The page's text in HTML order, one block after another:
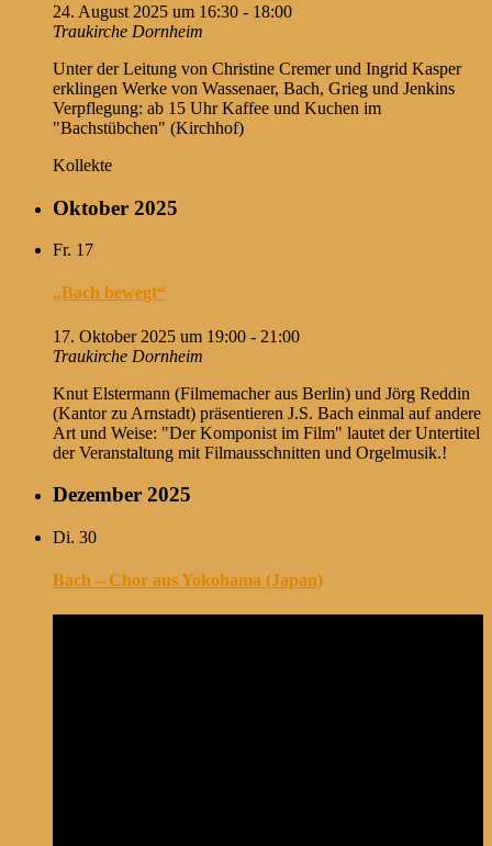
24. August 2025 um 16:30 - 18:00
Traukirche Dornheim
Unter der Leitung von Christine Cremer und Ingrid Kasper
erklingen Werke von Wassenaer, Bach, Grieg und Jenkins
Verpflegung: ab 15 Uhr Kaffee und Kuchen im
"Bachstübchen" (Kirchhof)
Kollekte
Oktober 2025
Fr. 17
„Bach bewegt“
17. Oktober 2025 um 19:00 - 21:00
Traukirche Dornheim
Knut Elstermann (Filmemacher aus Berlin) und Jörg Reddin
(Kantor zu Arnstadt) präsentieren J.S. Bach einmal auf andere
Art und Weise: "Der Komponist im Film" lautet der Untertitel
der Veranstaltung mit Filmausschnitten und Orgelmusik.!
Dezember 2025
Di. 30
Bach – Chor aus Yokohama (Japan)